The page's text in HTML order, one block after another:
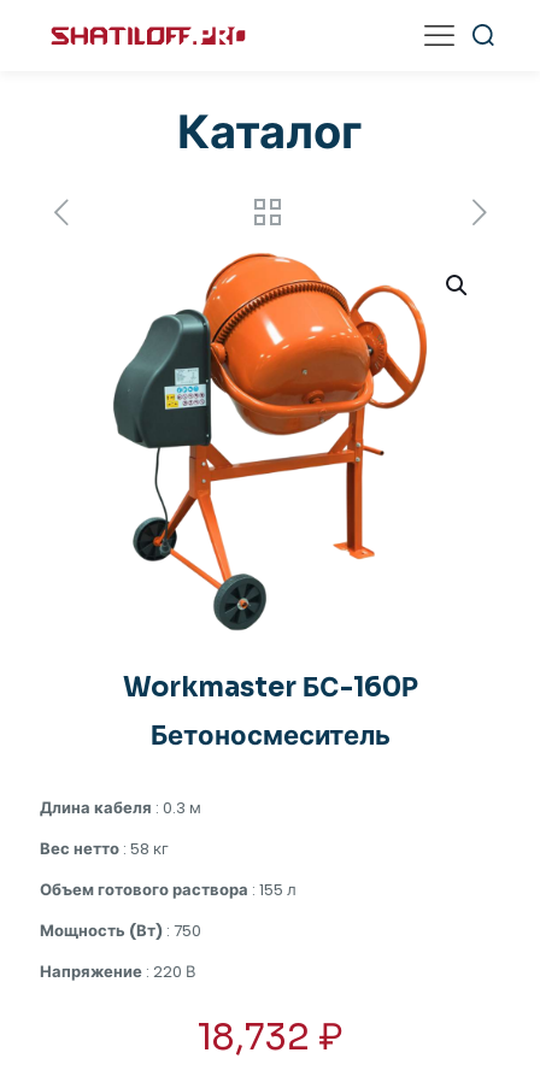
Каталог
Workmaster БС-160Р
Бетоносмеситель
Длина кабеля : 0.3 м
Вес нетто : 58 кг
Объем готового раствора : 155 л
Мощность (Вт) : 750
Напряжение : 220 В
18,732 ₽